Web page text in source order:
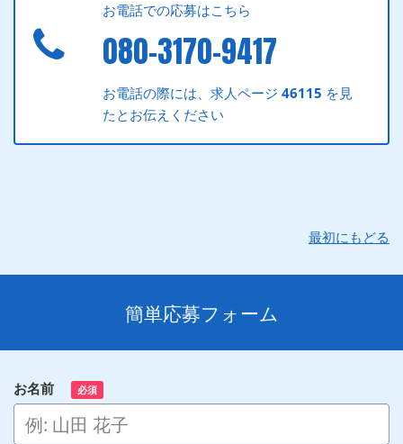
お電話での応募はこちら
080-3170-9417
お電話の際には、求人ページ46115 を見
たとお伝えください
最初にもどる
簡単応募フォーム
お名前 必須